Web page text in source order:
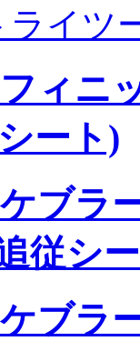
ライツ
ィニ
ート)
ブラ
従シ
ブラ